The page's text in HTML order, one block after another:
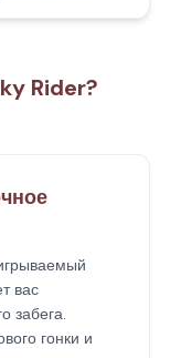
Rider?
вас
забега.
гонки и